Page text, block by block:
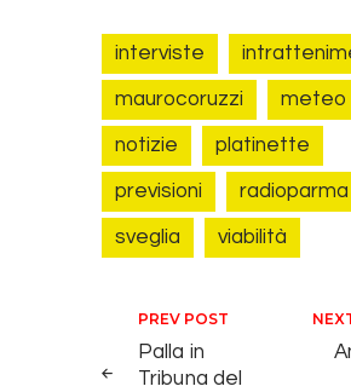
interviste
maurocoruzzi meteo
notizie platinette
previsioni radioparma
sveglia viabilità
Navigazione
PREV POST
Palla in
Tribuna del